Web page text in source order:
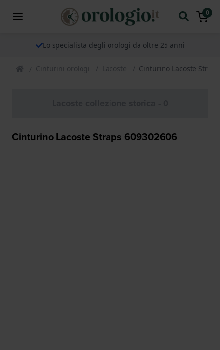
0
Lo specialista degli orologi da oltre 25 anni
Cinturini orologi Lacoste Cinturino Lacoste
Cinturino Lacoste Straps 609302606